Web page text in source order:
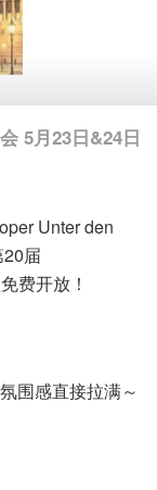
5月23日&24日
Unter den
届
费开放！
围感直接拉满～